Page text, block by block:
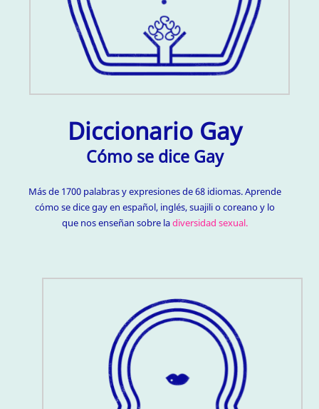
Diccionario Gay
Cómo se dice Gay
Más de 1700 palabras y expresiones de 68 idiomas. Aprende
cómo se dice gay en español, inglés, suajili o coreano y lo
que nos enseñan sobre ladiversidad sexual.